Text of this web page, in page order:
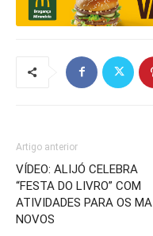
Artigo anterior
VÍDEO: ALIJÓ CELEBRA
“FESTA DO LIVRO” COM
ATIVIDADES PARA OS
NOVOS